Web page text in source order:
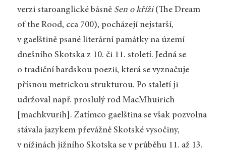
verzi staroanglické básně Sen o kříži(The Dream
of the Rood, cca 700), pocházejí nejstarší,
v gaelštině psané literární památky na území
dnešního Skotska z 10. či 11. století. Jedná se
o tradiční bardskou poezii, která se vyznačuje
přísnou metrickou strukturou. Po staletí ji
udržoval např. proslulý rod MacMhuirich
[machkvurih]. Zatímco gaelština se však pozvolna
stávala jazykem převážně Skotské vysočiny,
v nížinách jižního Skotska se v průběhu 11. až 13.